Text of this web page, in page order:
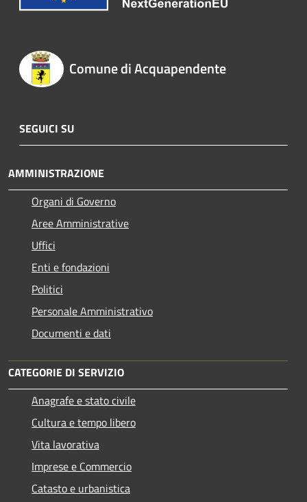
Comune di Acquapendente
SEGUICI SU
AMMINISTRAZIONE
Organi di Governo
Aree Amministrative
Uffici
Enti e fondazioni
Politici
Personale Amministrativo
Documenti e dati
CATEGORIE DI SERVIZIO
Anagrafe e stato civile
Cultura e tempo libero
Vita lavorativa
Imprese e Commercio
Catasto e urbanistica